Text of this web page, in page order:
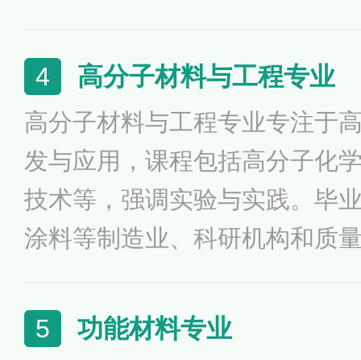
境保护等工作。该专业满足现
学人才的需求，推动材料科学
4 高分子材料与工程专业
高分子材料与工程专业专注于
发与应用，课程包括高分子化
技术等，强调实验与实践。毕
涂料等制造业、科研机构和质
旨在培养高素质的工程技术人
术的进步与创新，以满足现代
5 功能材料专业